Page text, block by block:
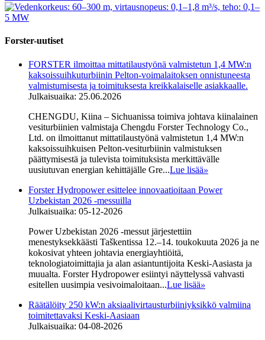
Forster-uutiset
FORSTER ilmoittaa mittatilaustyönä valmistetun 1,4 MW:n
kaksoissuihkuturbiinin Pelton-voimalaitoksen onnistuneesta
valmistumisesta ja toimituksesta kreikkalaiselle asiakkaalle.
Julkaisuaika: 25.06.2026
CHENGDU, Kiina – Sichuanissa toimiva johtava kiinalainen
vesiturbiinien valmistaja Chengdu Forster Technology Co.,
Ltd. on ilmoittanut mittatilaustyönä valmistetun 1,4 MW:n
kaksoissuihkuisen Pelton-vesiturbiinin valmistuksen
päättymisestä ja tulevista toimituksista merkittävälle
uusiutuvan energian kehittäjälle Gre...Lue lisää»
Forster Hydropower esittelee innovaatioitaan Power
Uzbekistan 2026 -messuilla
Julkaisuaika: 05-12-2026
Power Uzbekistan 2026 -messut järjestettiin
menestyksekkäästi Taškentissa 12.–14. toukokuuta 2026 ja ne
kokosivat yhteen johtavia energiayhtiöitä,
teknologiatoimittajia ja alan asiantuntijoita Keski-Aasiasta ja
muualta. Forster Hydropower esiintyi näyttelyssä vahvasti
esitellen uusimpia vesivoimaloitaan...Lue lisää»
Räätälöity 250 kW:n aksiaalivirtausturbiiniyksikkö valmiina
toimitettavaksi Keski-Aasiaan
Julkaisuaika: 04-08-2026